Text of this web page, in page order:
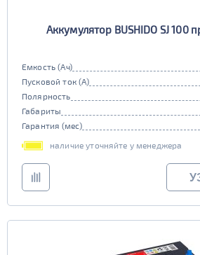
Аккумулятор BUSHIDO SJ 100
Емкость (Ач)
Пусковой ток (А)
Полярность
Габариты
Гарантия (мес)
наличие уточняйте у менеджера